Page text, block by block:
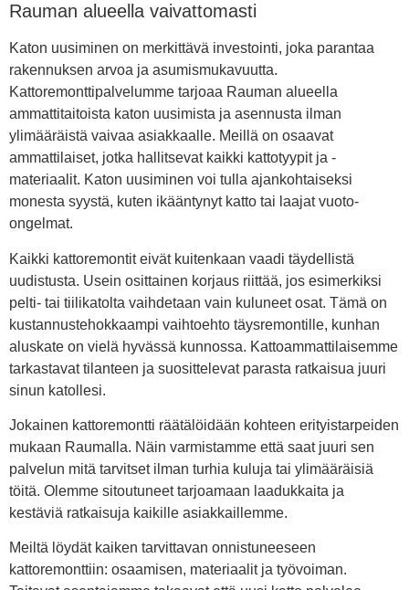
Rauman alueella vaivattomasti
Katon uusiminen on merkittävä investointi, joka parantaa
rakennuksen arvoa ja asumismukavuutta.
Kattoremonttipalvelumme tarjoaa Rauman alueella
ammattitaitoista katon uusimista ja asennusta ilman
ylimääräistä vaivaa asiakkaalle. Meillä on osaavat
ammattilaiset, jotka hallitsevat kaikki kattotyypit ja -
materiaalit. Katon uusiminen voi tulla ajankohtaiseksi
monesta syystä, kuten ikääntynyt katto tai laajat vuoto-
ongelmat.
Kaikki kattoremontit eivät kuitenkaan vaadi täydellistä
uudistusta. Usein osittainen korjaus riittää, jos esimerkiksi
pelti- tai tiilikatolta vaihdetaan vain kuluneet osat. Tämä on
kustannustehokkaampi vaihtoehto täysremontille, kunhan
aluskate on vielä hyvässä kunnossa. Kattoammattilaisemme
tarkastavat tilanteen ja suosittelevat parasta ratkaisua juuri
sinun katollesi.
Jokainen kattoremontti räätälöidään kohteen erityistarpeiden
mukaan Raumalla. Näin varmistamme että saat juuri sen
palvelun mitä tarvitset ilman turhia kuluja tai ylimääräisiä
töitä. Olemme sitoutuneet tarjoamaan laadukkaita ja
kestäviä ratkaisuja kaikille asiakkaillemme.
Meiltä löydät kaiken tarvittavan onnistuneeseen
kattoremonttiin: osaamisen, materiaalit ja työvoiman.